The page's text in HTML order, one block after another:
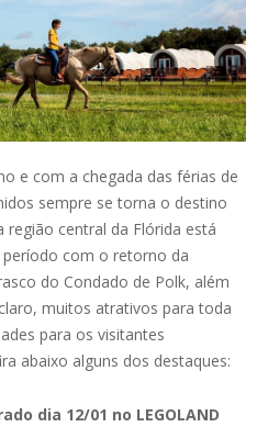
e com a chegada das férias de
sempre se torna o destino
região central da Flórida está
período com o retorno da
do Condado de Polk, além
muitos atrativos para toda
para os visitantes
abaixo alguns dos destaques:
dia 12/01 no LEGOLAND